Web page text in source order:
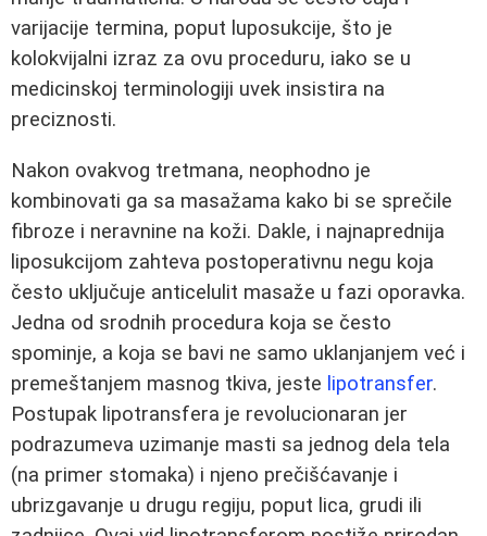
varijacije termina, poput luposukcije, što je
kolokvijalni izraz za ovu proceduru, iako se u
medicinskoj terminologiji uvek insistira na
preciznosti.
Nakon ovakvog tretmana, neophodno je
kombinovati ga sa masažama kako bi se sprečile
fibroze i neravnine na koži. Dakle, i najnaprednija
liposukcijom zahteva postoperativnu negu koja
često uključuje anticelulit masaže u fazi oporavka.
Jedna od srodnih procedura koja se često
spominje, a koja se bavi ne samo uklanjanjem već i
premeštanjem masnog tkiva, jeste lipotransfer.
Postupak lipotransfera je revolucionaran jer
podrazumeva uzimanje masti sa jednog dela tela
(na primer stomaka) i njeno prečišćavanje i
ubrizgavanje u drugu regiju, poput lica, grudi ili